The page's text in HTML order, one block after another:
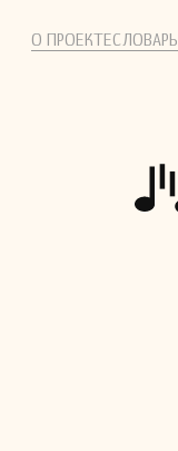
О ПРОЕКТЕСЛОВАРЬ